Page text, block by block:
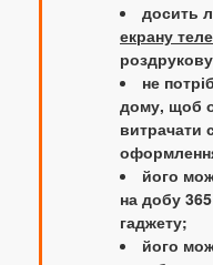
досить
екрану
не
дому, щоб
витрачати
його
на добу
гаджету;
його